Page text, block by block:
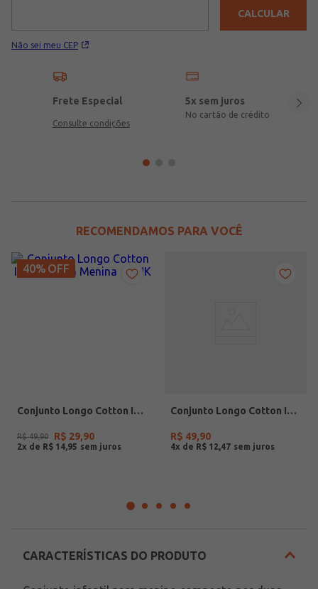
Não sei meu CEP
CALCULAR
Frete Especial
Consulte condições
5x sem juros
No cartão de crédito
RECOMENDAMOS PARA VOCÊ
40% OFF
Conjunto Longo Cotton Infantil Para Menina - PINK
R$ 49,90 R$ 29,90
2x de R$ 14 95
Conjunto Longo Cotton Infantil Para Menina - ROSA CLARO
R$ 49,90
4x de R$ 12 47
CARACTERÍSTICAS DO PRODUTO